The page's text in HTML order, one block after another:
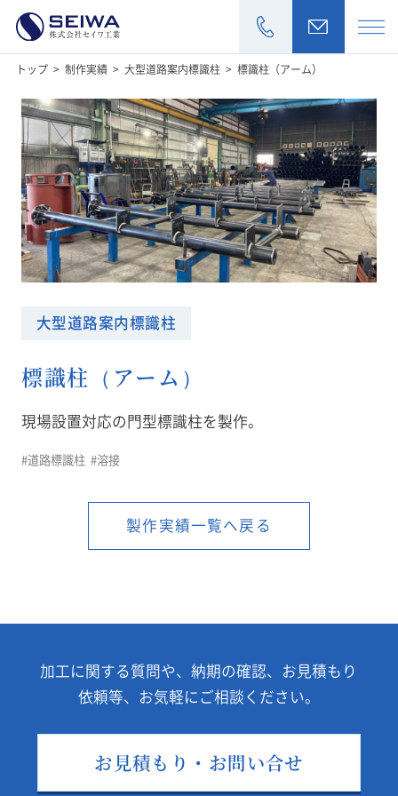
加工商品
製作実績
設備一覧
お知らせ
monoduku/製造業向け情報メディア
トップ > 制作実績 > 大型道路案内標識柱 > 標識柱（アーム）
大型道路案内標識柱
標識柱（アーム）
現場設置対応の門型標識柱を製作。
#道路標識柱 #溶接
製作実績一覧へ戻る
加工に関する質問や、納期の確認、お見積もり
依頼等、
お気軽にご相談ください。
お見積もり・お問い合せ